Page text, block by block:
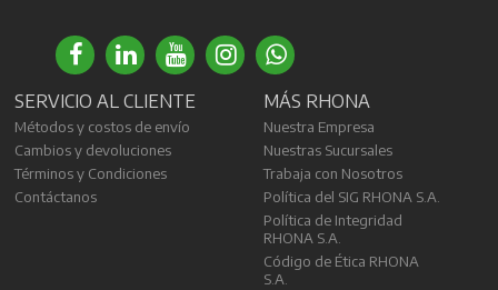
SERVICIO AL CLIENTE
Métodos y costos de envío
Cambios y devoluciones
Términos y Condiciones
Contáctanos
MÁS RHONA
Nuestra Empresa
Nuestras Sucursales
Trabaja con Nosotros
Política del SIG RHONA S.A.
Política de Integridad
RHONA S.A.
Código de Ética RHONA
S.A.